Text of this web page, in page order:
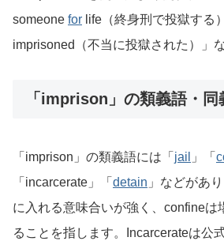
someone for life（終身刑で投獄する
imprisoned（不当に投獄された）」
「imprison」の類義語・同
「imprison」の類義語には「 jail 」「
「incarcerate」「 detain 」などがあ
に入れる意味合いが強く、confineは
ることを指します。Incarcerateは公